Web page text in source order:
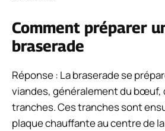
Comment préparer
braserade
Réponse : La braserade se
viandes, généralement du bœuf,
tranches. Ces tranches sont
plaque chauffante au centre de